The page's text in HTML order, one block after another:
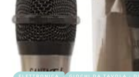
ELETTRONICA
GIOCHI DA TAVOLA -